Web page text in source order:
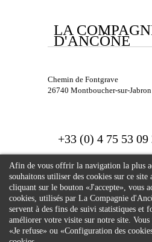
Afin de vous offrir la navigation la plus
souhaitons utiliser des cookies sur ce site
cliquant sur le bouton «J'accepte», vous
cookies, utilisés par La Compagnie
servent à des fins de suivi statistiques et
améliorer votre visite sur notre site.
«Je refuse» ou «Configuration des
LA
D'ANCÔNE
Chemin de Fontgrave
26740 Montboucher-sur-Jabron
+33 (0) 4 75 53 09
© 2026 Compagnie
d'Ancône. Tous droits